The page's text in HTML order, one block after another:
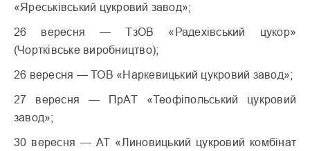
«Яреськівський цукровий завод»;
26 вересня — ТзОВ «Радехівський цукор»
(Чортківське виробництво);
26 вересня — ТОВ «Наркевицький цукровий завод»;
27 вересня — ПрАТ «Теофіпольський цукровий
завод»;
30 вересня — АТ «Линовицький цукровий комбінат